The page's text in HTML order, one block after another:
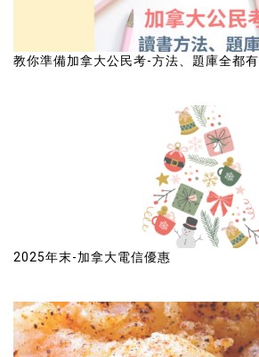
教你準備加拿大公民考-方法、題庫全都有
2025年末-加拿大電信優惠